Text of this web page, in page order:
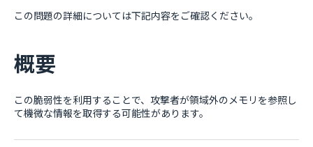
この問題の詳細については下記内容をご確認ください。
概要
この脆弱性を利用することで、攻撃者が領域外のメモリを参照し
て機微な情報を取得する可能性があります。